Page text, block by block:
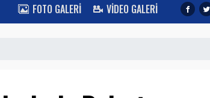
FOTO GALERİ VİDEO GALERİ